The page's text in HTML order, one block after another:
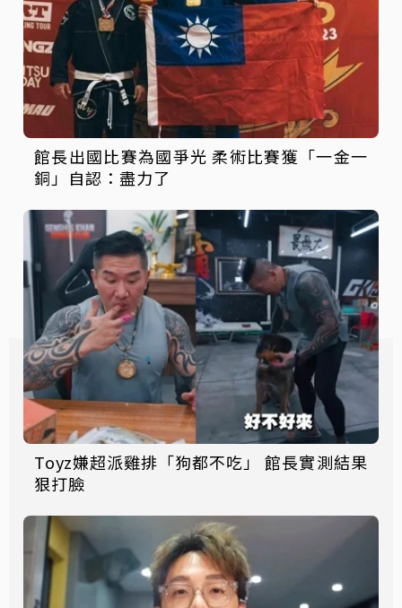
館長出國比賽為國爭光 柔術比賽獲「一金一
銅」自認：盡力了
Toyz嫌超派雞排「狗都不吃」 館長實測結果
狠打臉